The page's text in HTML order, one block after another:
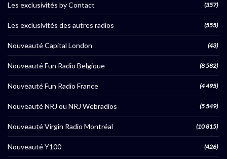
Les exclusivités by Contact (357)
Les exclusivités des autres radios (555)
Nouveauté Capital London (43)
Nouveauté Fun Radio Belgique (8 582)
Nouveauté Fun Radio France (4 495)
Nouveauté NRJ ou NRJ Webradios (5 549)
Nouveauté Virgin Radio Montréal (10 815)
Nouveauté Y100 (426)